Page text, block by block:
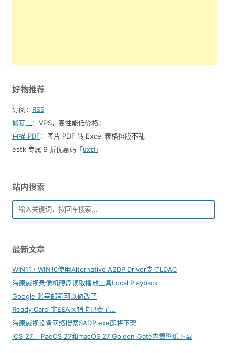
好物推荐
订阅： RSS
搬瓦工：VPS，高性能低价格。️
白描 PDF：图片 PDF 转 Excel 表格排版不乱
estk 专属 9 折优惠码「uxtt 」
站内搜索
最新文章
WIN11 / WIN10使用Alternative A2DP Driver支持LDAC
海康威视录像机硬盘读取播放工具Local Playback
Google 账号邮箱可以修改了
Ready Card 非EEA区销卡退费了…
海康威视设备网络搜索SADP.exe即将下架
iOS 27、iPadOS 27和macOS 27 Golden Gate内置壁纸下载